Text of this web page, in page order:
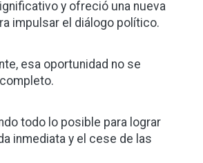
y ofreció una nueva
impulsar el diálogo político.
esa oportunidad no se
todo lo posible para lograr
inmediata y el cese de las